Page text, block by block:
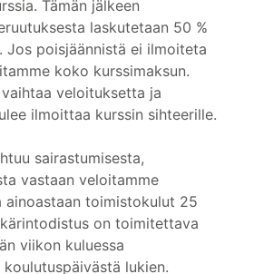
Tämän jälkeen
laskutetaan 50 %
Jos poisjäännistä ei ilmoiteta
koko kurssimaksun.
veloituksetta ja
ilmoittaa kurssin sihteerille.
sairastumisesta,
vastaan veloitamme
ainoastaan toimistokulut 25
on toimitettava
viikon kuluessa
lukien.